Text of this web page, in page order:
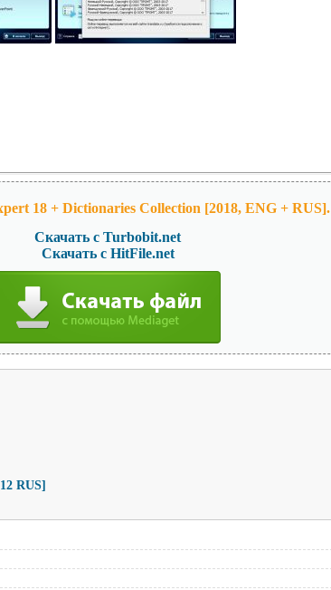
18 + Dictionaries Collection [2018, ENG + RUS].
Скачать с Turbobit.net
Скачать с HitFile.net
RUS]